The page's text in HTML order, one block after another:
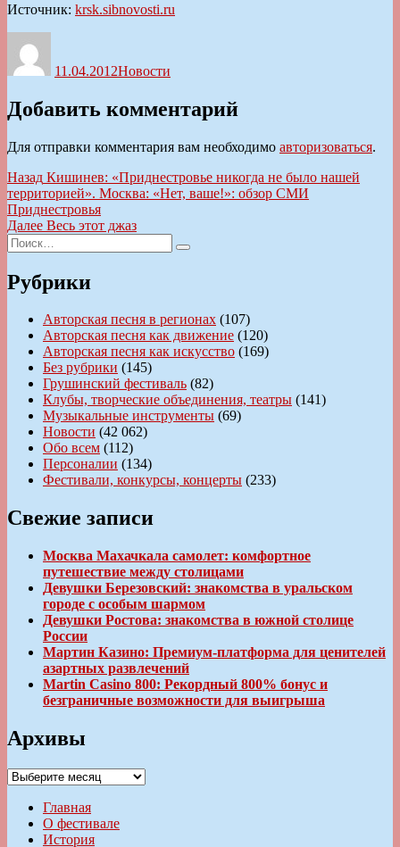
Источник: krsk.sibnovosti.ru
11.04.2012Новости
Добавить комментарий
Для отправки комментария вам необходимо авторизоваться.
Навигация
по
записям
Назад Предыдущая
запись:
Кишинев: «Приднестровье никогда не было нашей
территорией». Москва: «Нет, ваше!»: обзор СМИ
Приднестровья
Далее Следующая
Весь этот джаз
Искать:
Поиск
Рубрики
Авторская песня в регионах (107)
Авторская песня как движение (120)
Авторская песня как искусство (169)
Без рубрики (145)
Грушинский фестиваль (82)
Клубы, творческие объединения, театры (141)
Музыкальные инструменты (69)
Новости (42 062)
Обо всем (112)
Персоналии (134)
Фестивали, конкурсы, концерты (233)
Свежие записи
Москва Махачкала самолет: комфортное
путешествие между столицами
Девушки Березовский: знакомства в уральском
городе с особым шармом
Девушки Ростова: знакомства в южной столице
России
Мартин Казино: Премиум-платформа для ценителей
азартных развлечений
Martin Casino 800: Рекордный 800% бонус и
безграничные возможности для выигрыша
Архивы
Архивы
Главная
О фестивале
История